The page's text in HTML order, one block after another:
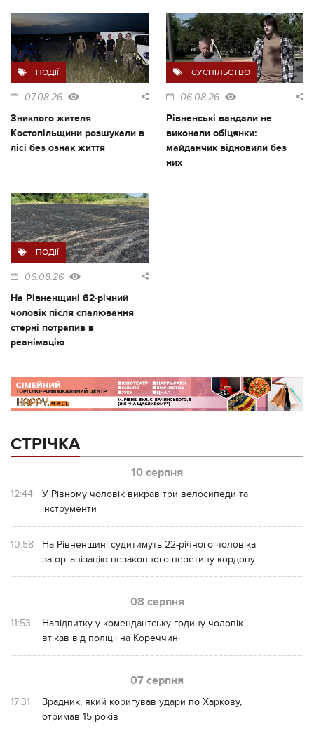
ПОДІЇ
07.08.26
Зниклого жителя
Костопільщини розшукали в
лісі без ознак життя
СУСПІЛЬСТВО
06.08.26
Рівненські вандали не
виконали обіцянки:
майданчик відновили без
них
ПОДІЇ
06.08.26
На Рівненщині 62-річний
чоловік після спалювання
стерні потрапив в
реанімацію
СТРІЧКА
10 серпня
12:44
У Рівному чоловік викрав три велосипеди та
інструменти
10:58
На Рівненщині судитимуть 22-річного чоловіка
за організацію незаконного перетину кордону
08 серпня
11:53
Напідпитку у комендантську годину чоловік
втікав від поліції на Кореччині
07 серпня
17:31
Зрадник, який коригував удари по Харкову,
отримав 15 років